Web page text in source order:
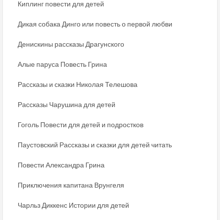
Киплинг повести для детей
Дикая собака Динго или повесть о первой любви
Денискины рассказы Драгунского
Алые паруса Повесть Грина
Рассказы и сказки Николая Телешова
Рассказы Чарушина для детей
Гоголь Повести для детей и подростков
Паустовский Рассказы и сказки для детей читать
Повести Александра Грина
Приключения капитана Врунгеля
Чарльз Диккенс Истории для детей